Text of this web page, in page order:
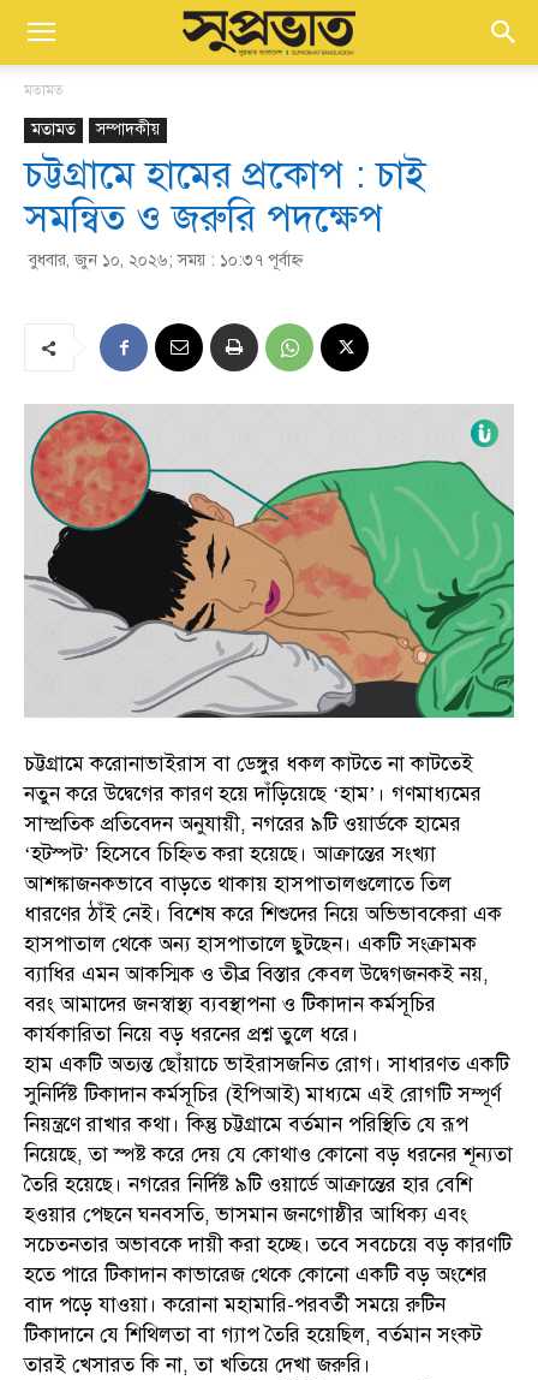
মতামত
মতামত সম্পাদকীয়
চট্টগ্রামে হামের প্রকোপ : চাই
সমন্বিত ও জরুরি পদক্ষেপ
বুধবার, জুন ১০, ২০২৬; সময় : ১০:৩৭ পূর্বাহ্ণ
চট্টগ্রামে করোনাভাইরাস বা ডেঙ্গুর ধকল কাটতে না কাটতেই
নতুন করে উদ্বেগের কারণ হয়ে দাঁড়িয়েছে ‘হাম’। গণমাধ্যমের
সাম্প্রতিক প্রতিবেদন অনুযায়ী, নগরের ৯টি ওয়ার্ডকে হামের
‘হটস্পট’ হিসেবে চিহ্নিত করা হয়েছে। আক্রান্তের সংখ্যা
আশঙ্কাজনকভাবে বাড়তে থাকায় হাসপাতালগুলোতে তিল
ধারণের ঠাঁই নেই। বিশেষ করে শিশুদের নিয়ে অভিভাবকেরা এক
হাসপাতাল থেকে অন্য হাসপাতালে ছুটছেন। একটি সংক্রামক
ব্যাধির এমন আকস্মিক ও তীব্র বিস্তার কেবল উদ্বেগজনকই নয়,
বরং আমাদের জনস্বাস্থ্য ব্যবস্থাপনা ও টিকাদান কর্মসূচির
কার্যকারিতা নিয়ে বড় ধরনের প্রশ্ন তুলে ধরে।
হাম একটি অত্যন্ত ছোঁয়াচে ভাইরাসজনিত রোগ। সাধারণত একটি
সুনির্দিষ্ট টিকাদান কর্মসূচির (ইপিআই) মাধ্যমে এই রোগটি সম্পূর্ণ
নিয়ন্ত্রণে রাখার কথা। কিন্তু চট্টগ্রামে বর্তমান পরিস্থিতি যে রূপ
নিয়েছে, তা স্পষ্ট করে দেয় যে কোথাও কোনো বড় ধরনের শূন্যতা
তৈরি হয়েছে। নগরের নির্দিষ্ট ৯টি ওয়ার্ডে আক্রান্তের হার বেশি
হওয়ার পেছনে ঘনবসতি, ভাসমান জনগোষ্ঠীর আধিক্য এবং
সচেতনতার অভাবকে দায়ী করা হচ্ছে। তবে সবচেয়ে বড় কারণটি
হতে পারে টিকাদান কাভারেজ থেকে কোনো একটি বড় অংশের
বাদ পড়ে যাওয়া। করোনা মহামারি-পরবর্তী সময়ে রুটিন
টিকাদানে যে শিথিলতা বা গ্যাপ তৈরি হয়েছিল, বর্তমান সংকট
তারই খেসারত কি না, তা খতিয়ে দেখা জরুরি।